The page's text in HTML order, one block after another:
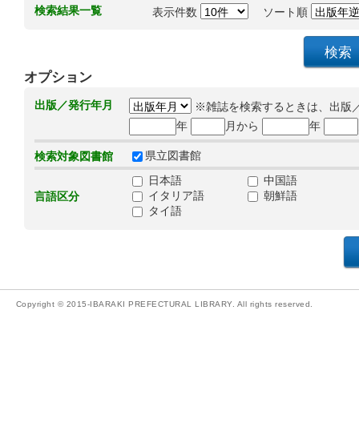
検索結果一覧 表示件数 ソート順
オプション
出版／発行年月
※雑誌を検索するときは、出版
年
月から 年
検索対象図書館 県立図書館
言語区分
日本語
中国語
イタリア語
朝鮮語
タイ語
Copyright © 2015-IBARAKI PREFECTURAL LIBRARY. All rights reserved.